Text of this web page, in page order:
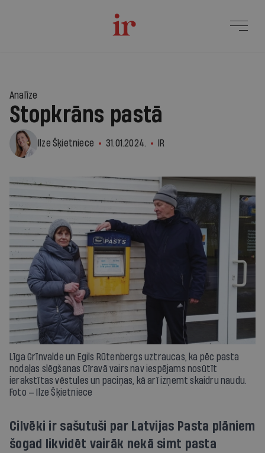
Analīze
Stopkrāns pastā
Ilze Šķietniece 31.01.2024. IR
Līga Grīnvalde un Egils Rūtenbergs uztraucas, ka pēc pasta
nodaļas slēgšanas Cīravā vairs nav iespējams nosūtīt
ierakstītas vēstules un paciņas, kā arī izņemt skaidru naudu.
Foto — Ilze Šķietniece
Cilvēki ir sašutuši par Latvijas Pasta plāniem
šogad likvidēt vairāk nekā simt pasta